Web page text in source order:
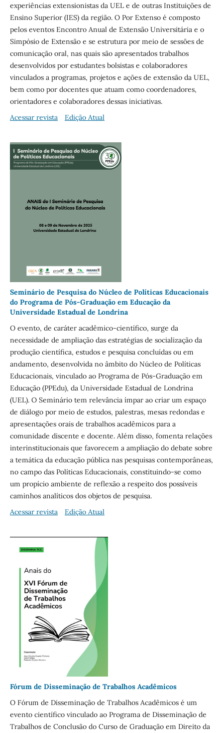
experiências extensionistas da UEL e de outras Instituições de
Ensino Superior (IES) da região. O Por Extenso é composto
pelos eventos Encontro Anual de Extensão Universitária e o
Simpósio de Extensão e se estrutura por meio de sessões de
comunicação oral, nas quais são apresentados trabalhos
desenvolvidos por estudantes bolsistas e colaboradores
vinculados a programas, projetos e ações de extensão da UEL,
bem como por docentes que atuam como coordenadores,
orientadores e colaboradores dessas iniciativas.
Acessar revista
Edição Atual
Seminário de Pesquisa do Núcleo de Políticas Educacionais
do Programa de Pós-Graduação em Educação da
Universidade Estadual de Londrina
O evento, de caráter acadêmico-científico, surge da
necessidade de ampliação das estratégias de socialização da
produção científica, estudos e pesquisa concluídas ou em
andamento, desenvolvida no âmbito do Núcleo de Políticas
Educacionais, vinculado ao Programa de Pós-Graduação em
Educação (PPEdu), da Universidade Estadual de Londrina
(UEL). O Seminário tem relevância ímpar ao criar um espaço
de diálogo por meio de estudos, palestras, mesas redondas e
apresentações orais de trabalhos acadêmicos para a
comunidade discente e docente. Além disso, fomenta relações
interinstitucionais que favorecem a ampliação do debate sobre
a temática da educação pública nas pesquisas contemporâneas,
no campo das Políticas Educacionais, constituindo-se como
um propício ambiente de reflexão a respeito dos possíveis
caminhos analíticos dos objetos de pesquisa.
Acessar revista
Edição Atual
Fórum de Disseminação de Trabalhos Acadêmicos
O Fórum de Disseminação de Trabalhos Acadêmicos é um
evento científico vinculado ao Programa de Disseminação de
Trabalhos de Conclusão do Curso de Graduação em Direito da